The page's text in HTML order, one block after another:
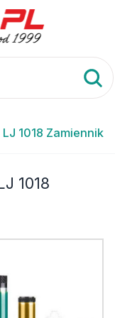
1018 Zamiennik
1018